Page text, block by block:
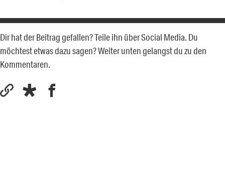
Dir hat der Beitrag gefallen? Teile ihn über Social Media. Du
möchtest etwas dazu sagen? Weiter unten gelangst du zu den
Kommentaren.